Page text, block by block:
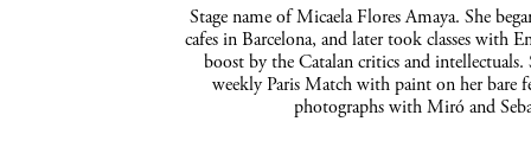
Stage name of Micaela Flores Amaya. She
cafes in Barcelona, and later took classes with
boost by the Catalan critics and
weekly Paris Match with paint on her bare
photographs with Miró and